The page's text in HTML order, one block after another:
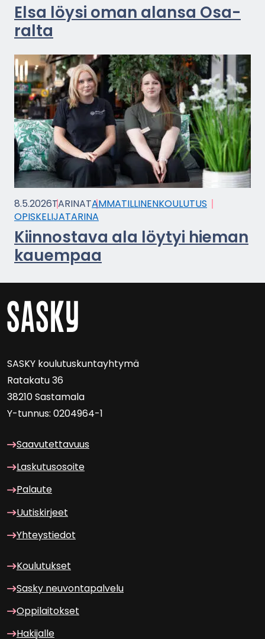
Elsa löysi oman alan­sa Osa­
ral­ta
8.5.2026TA­RI­NATAM­MA­TIL­LI­NEN­KOU­LU­TUS
OPIS­KE­LI­JA­TA­RI­NA
Kiin­nos­ta­va ala löy­tyi hie­man
kau­em­paa
SASKY kou­lu­tus­kun­tayh­ty­mä
Ra­ta­ka­tu 36
38210 Sas­ta­ma­la
Y-​tunnus: 0204964-1
Saa­vu­tet­ta­vuus
Las­ku­tuso­soi­te
Pa­lau­te
Uu­tis­kir­jeet
Yh­teys­tie­dot
Kou­lu­tuk­set
Sasky neu­von­ta­pal­ve­lu
Op­pi­lai­tok­set
Ha­ki­jal­le